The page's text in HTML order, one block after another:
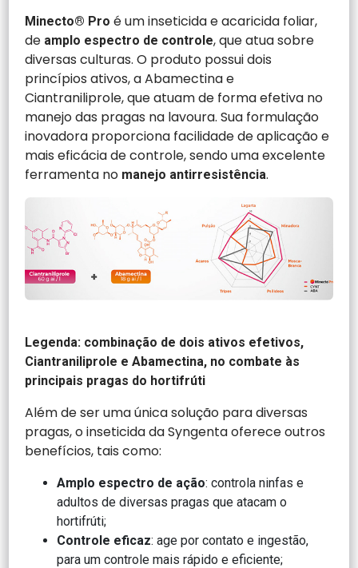
Minecto® Proé um inseticida e acaricida foliar,
de amplo espectro de controle, que atua sobre
diversas culturas. O produto possui dois
princípios ativos, a Abamectina e
Ciantraniliprole, que atuam de forma efetiva no
manejo das pragas na lavoura. Sua formulação
inovadora proporciona facilidade de aplicação e
mais eficácia de controle, sendo uma excelente
ferramenta no manejo antirresistência.
Legenda: combinação de dois ativos efetivos,
Ciantraniliprole e Abamectina, no combate às
principais pragas do hortifrúti
Além de ser uma única solução para diversas
pragas, o inseticida da Syngenta oferece outros
benefícios, tais como:
Amplo espectro de ação: controla ninfas e
adultos de diversas pragas que atacam o
hortifrúti;
Controle eficaz: age por contato e ingestão,
para um controle mais rápido e eficiente;